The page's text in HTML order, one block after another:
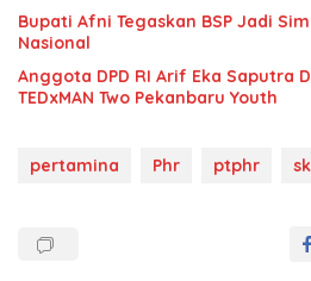
Bupati Afni Tegaskan BSP Jadi
Nasional
Anggota DPD RI Arif Eka Saputra
TEDxMAN Two Pekanbaru Youth
pertamina Phr ptphr